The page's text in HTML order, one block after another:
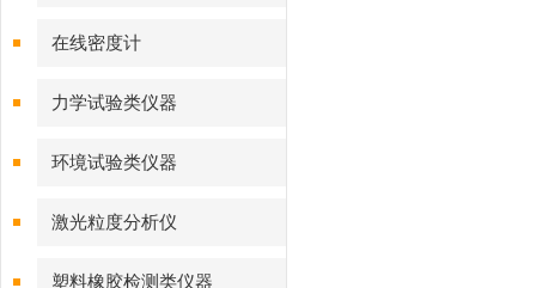
在线密度计
力学试验类仪器
环境试验类仪器
激光粒度分析仪
塑料橡胶检测类仪器